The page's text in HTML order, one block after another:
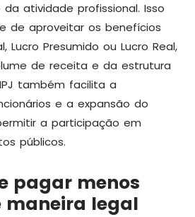
atividade profissional. Isso
de aproveitar os benefícios
Lucro Presumido ou Lucro Real,
de receita e da estrutura
também facilita a
e a expansão do
a participação em
públicos.
pagar menos
maneira legal